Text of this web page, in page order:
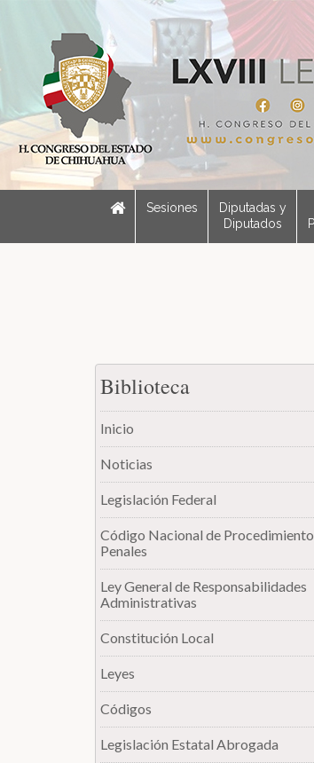
Sesiones
Diputadas y
Diputados
Biblioteca
Inicio
Noticias
Legislación Federal
Código Nacional de
Penales
Ley General de Responsabilidades
Administrativas
Constitución Local
Leyes
Códigos
Legislación Estatal Abrogada